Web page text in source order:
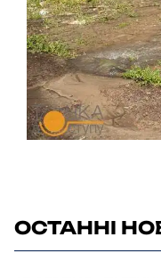
ОСТАННІ